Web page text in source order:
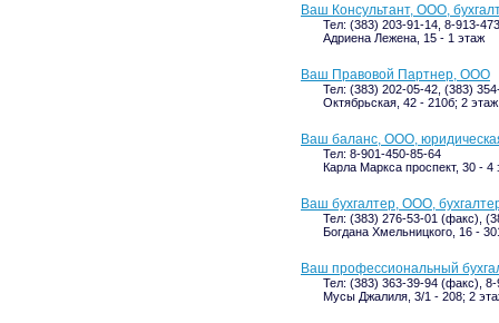
Ваш Консультант, ООО,
Тел: (383) 203-91-14, 8-913-
Адриена Лежена, 15 - 1 этаж
Ваш Правовой Партнер, ООО
Тел: (383) 202-05-42, (383)
Октябрьская, 42 - 210б; 2 этаж
Ваш баланс, ООО,
Тел: 8-901-450-85-64
Карла Маркса проспект, 30 - 4
Ваш бухгалтер, ООО,
Тел: (383) 276-53-01 (факс),
Богдана Хмельницкого, 16 -
Ваш профессиональный
Тел: (383) 363-39-94 (факс),
Мусы Джалиля, 3/1 - 208; 2